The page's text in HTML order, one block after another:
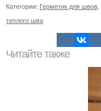
Категории: Герметик для швов
теплого шва
Читайте также